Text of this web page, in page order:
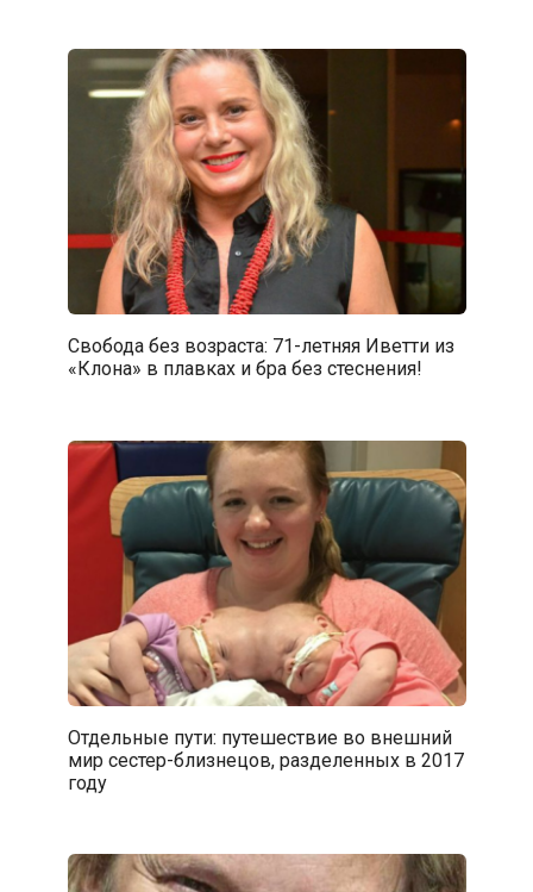
Свобода без возраста: 71-летняя Иветти из
«Клона» в плавках и бра без стеснения!
Отдельные пути: путешествие во внешний
мир сестер-близнецов, разделенных в 2017
году